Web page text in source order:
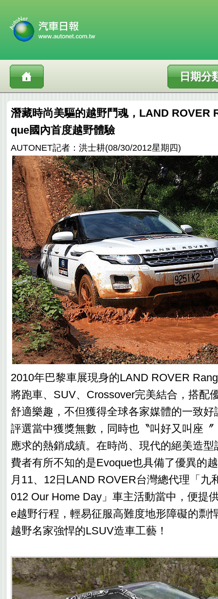
日期分
潛藏時尚美驅的越野鬥魂，LAND ROVER
que國內首度越野體驗
AUTONET記者：洪士耕(08/30/2012星期四)
2010年巴黎車展現身的LAND ROVER
將跑車、SUV、Crossover完美結合，搭配
舒適樂趣，不但獲得全球各家媒體的一致
評選當中獲獎無數，同時也〝叫好又叫座
應求的熱銷成績。在時尚、現代的絕美造
費者有所不知的是Evoque也具備了優異的
月11、12日LAND ROVER台灣總代理「九
012 Our Home Day」車主活動當中，便提
e越野行程，輕易征服高難度地形障礙的剽
越野名家強悍的LSUV造車工藝！